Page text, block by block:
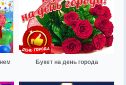
Букет на день города